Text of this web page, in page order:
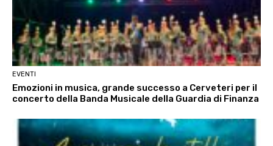
EVENTI
Emozioni in musica, grande successo a Cerveteri per il
concerto della Banda Musicale della Guardia di Finanza